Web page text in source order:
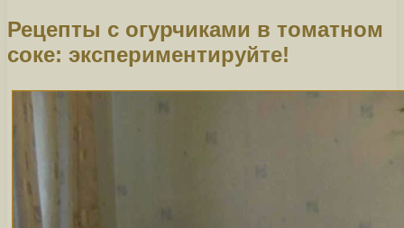
Рецепты с огурчиками в томатном
соке: экспериментируйте!